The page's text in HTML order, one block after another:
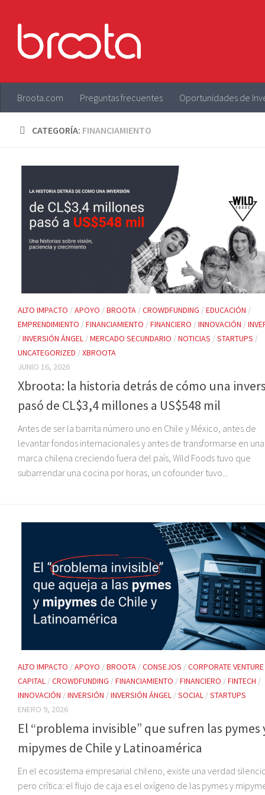
Broota.com Preguntas frecuentes Oportunidades de
CATEGORÍA: FINANCIAMIENTO
ALTO IMPACTO /APOYO /BROOTA /CROWDFUNDING /EDUCACIÓN /
EMPRENDIMIENTO /FINANCIAMIENTO /FINANCIERO /INNOVACIÓN /
/INVERSIÓN ÁNGEL /MERCADO SECUNDARIO /NOTICIAS /STARTUPS /
UNCATEGORIZED /XBROOTA
JUNIO 16, 2026
Xbroota: la historia detrás de cómo una
pasó de CL$3,4 millones a US$548 mil
Antes de ser la barrita número uno en Chile y México, antes de
levantar fondos internacionales y antes de transformarse en una
marca chilena creciendo fuera del país, Wild Foods tuvo que
subarrendar una cocina por horas, un cofounder tuvo...
ALTO IMPACTO /APOYO /BROOTA /CONSEJOS /CORPORATE VENTURE
CAPITAL /CROWDFUNDING /FINANCIAMIENTO /FINANCIERO /FINTECH /
INNOVACIÓN /INVERSIÓN /INVERSIÓN ÁNGEL /SOCIAL /STARTUPS
ENERO 9, 2026
El “problema invisible” que sufren las pymes
mipymes de Chile y Latinoamérica
En el ecosistema empresarial chileno, existe una verdad
pero crítica: el flujo de caja es el oxígeno de las pymes y